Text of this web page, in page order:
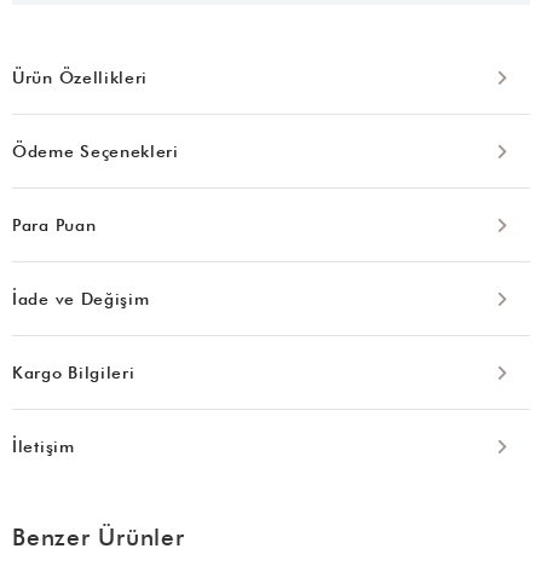
Ürün Özellikleri
Ödeme Seçenekleri
Para Puan
İade ve Değişim
Kargo Bilgileri
İletişim
Benzer Ürünler